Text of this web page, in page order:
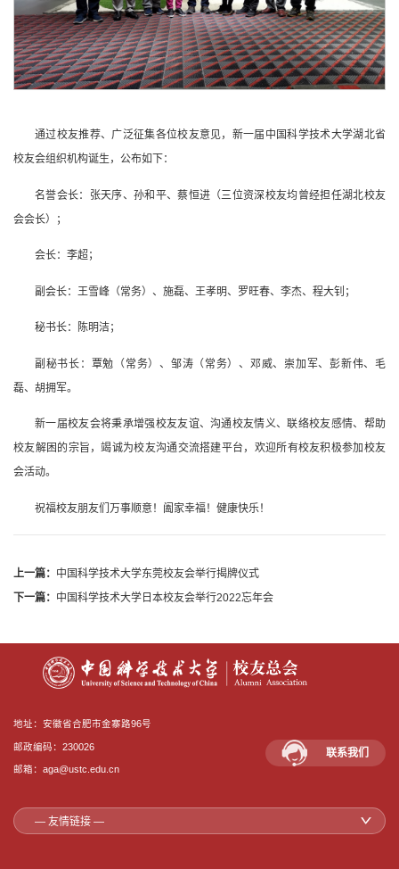
通过校友推荐、广泛征集各位校友意见，新一届中国科学技术大学湖北省
校友会组织机构诞生，公布如下：
名誉会长：张天序、孙和平、蔡恒进（三位资深校友均曾经担任湖北校友
会会长）；
会长：李超；
副会长：王雪峰（常务）、施磊、王孝明、罗旺春、李杰、程大钊；
秘书长：陈明洁；
副秘书长：覃勉（常务）、邹涛（常务）、邓威、崇加军、彭新伟、毛
磊、胡拥军。
新一届校友会将秉承增强校友友谊、沟通校友情义、联络校友感情、帮助
校友解困的宗旨，竭诚为校友沟通交流搭建平台，欢迎所有校友积极参加校友
会活动。
祝福校友朋友们万事顺意！阖家幸福！健康快乐！
上一篇： 中国科学技术大学东莞校友会举行揭牌仪式
下一篇： 中国科学技术大学日本校友会举行2022忘年会
地址：安徽省合肥市金寨路96号
邮政编码：230026
邮箱：aga@ustc.edu.cn
联系我们
— 友情链接 —